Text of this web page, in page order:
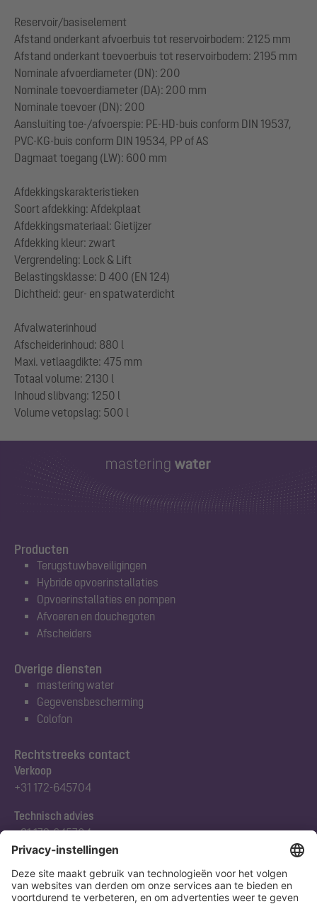
Reservoir/basiselement
Afstand onderkant afvoerbuis tot reservoirbodem: 2125 mm
Afstand onderkant toevoerbuis tot reservoirbodem: 2195 mm
Nominale afvoerdiameter (DN): 200
Nominale toevoerdiameter (DA): 200 mm
Nominale toevoer (DN): 200
Aansluiting toe-/afvoerspie: PE-HD-buis conform DIN 19537,
PVC-KG-buis conform DIN 19534, PP of AS
Dagmaat toegang (LW): 600 mm
Afdekkingskarakteristieken
Soort afdekking: Afdekplaat
Afdekkingsmateriaal: Gietijzer
Afdekking kleur: zwart
Vergrendeling: Lock & Lift
Belastingsklasse: D 400 (EN 124)
Dichtheid: geur- en spatwaterdicht
Afvalwaterinhoud
Afscheiderinhoud: 880 l
Maxi. vetlaagdikte: 475 mm
Totaal volume: 2130 l
Inhoud slibvang: 1250 l
Producten
Terugstuwbeveiligingen
Hybride opvoerinstallaties
Opvoerinstallaties en pompen
Afvoeren en douchegoten
Afscheiders
Rechtstreeks contact
Verkoop
+31 172-645704
Technisch advies
+31 172-645704
Abonneert u zich op onze nieuwsbrief
Overige diensten
mastering water
Gegevensbescherming
Colofon